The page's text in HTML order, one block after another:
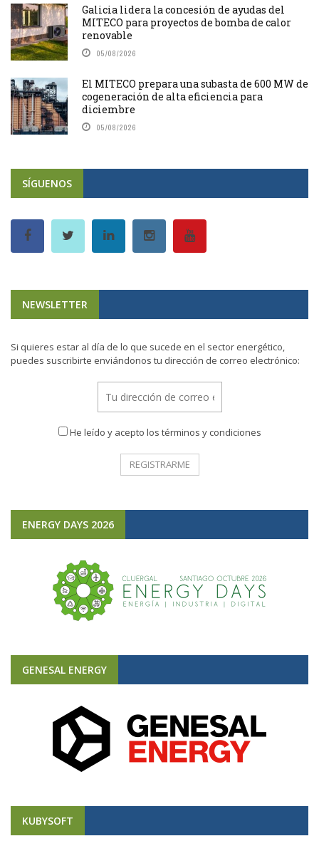
Galicia lidera la concesión de ayudas del
MITECO para proyectos de bomba de calor
renovable
05/08/2026
El MITECO prepara una subasta de 600 MW de
cogeneración de alta eficiencia para
diciembre
05/08/2026
SÍGUENOS
NEWSLETTER
Si quieres estar al día de lo que sucede en el sector energético,
puedes suscribirte enviándonos tu dirección de correo electrónico:
He leído y acepto los términos y condiciones
ENERGY DAYS 2026
GENESAL ENERGY
KUBYSOFT